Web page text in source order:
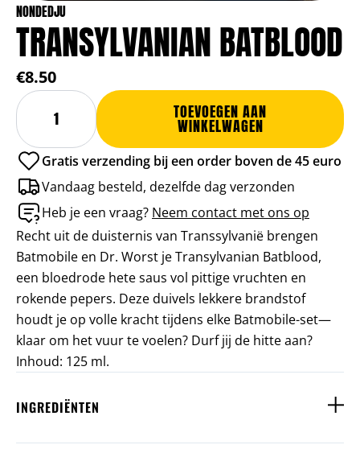
NONDEDJU
TRANSYLVANIAN BATBLOOD
€8.50
Transylvanian
Batblood
aantal
TOEVOEGEN AAN
WINKELWAGEN
Alternative:
Gratis verzending bij een order boven de 45 euro
Vandaag besteld, dezelfde dag verzonden
Heb je een vraag? Neem contact met ons op
Recht uit de duisternis van Transsylvanië brengen
Batmobile en Dr. Worst je Transylvanian Batblood,
een bloedrode hete saus vol pittige vruchten en
rokende pepers. Deze duivels lekkere brandstof
houdt je op volle kracht tijdens elke Batmobile-set—
klaar om het vuur te voelen? Durf jij de hitte aan?
Inhoud: 125 ml.
INGREDIËNTEN